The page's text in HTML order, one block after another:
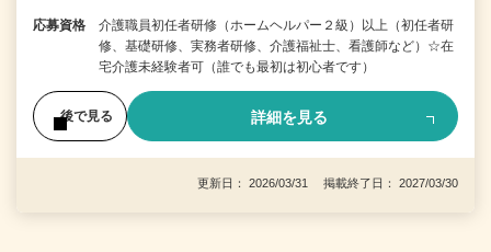
応募資格
介護職員初任者研修（ホームヘルパー２級）以上（初任者研
修、基礎研修、実務者研修、介護福祉士、看護師など）☆在
宅介護未経験者可（誰でも最初は初心者です）
後で見る 詳細を見る
更新日： 2026/03/31 掲載終了日： 2027/03/30